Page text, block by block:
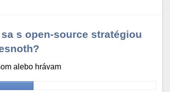
s open-source stratégiou
alebo hrávam